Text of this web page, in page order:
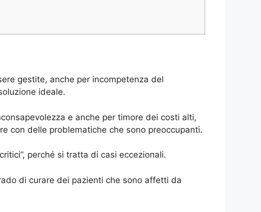
gestite, anche per incompetenza del
ideale.
e anche per timore dei costi alti,
con delle problematiche che sono preoccupanti.
perché si tratta di casi eccezionali.
di curare dei pazienti che sono affetti da